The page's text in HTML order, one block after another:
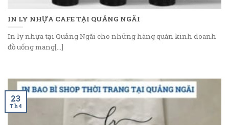
IN LY NHỰA CAFE TẠI QUẢNG NGÃI
In ly nhựa tại Quảng Ngãi cho những hàng quán kinh doanh
đồ uống mang[...]
23
Th4